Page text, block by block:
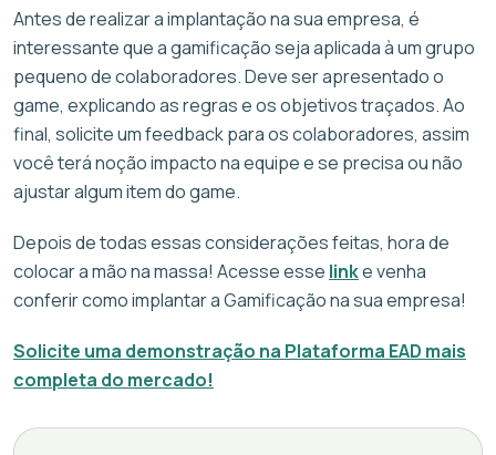
Antes de realizar a implantação na sua empresa, é
interessante que a gamificação seja aplicada à um grupo
pequeno de colaboradores. Deve ser apresentado o
game, explicando as regras e os objetivos traçados. Ao
final, solicite um feedback para os colaboradores, assim
você terá noção impacto na equipe e se precisa ou não
ajustar algum item do game.
Depois de todas essas considerações feitas, hora de
colocar a mão na massa! Acesse esse linke venha
conferir como implantar a Gamificação na sua empresa!
Solicite uma demonstração na Plataforma EAD mais
completa do mercado!